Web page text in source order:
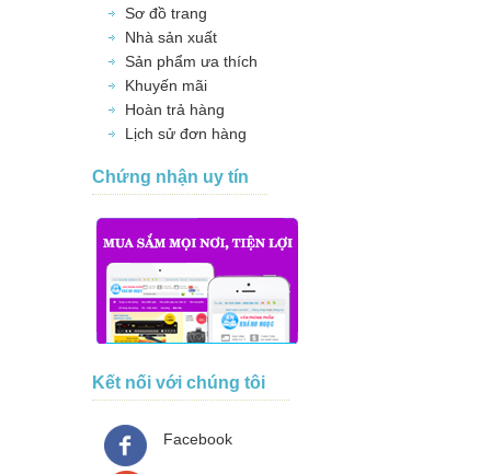
Sơ đồ trang
Nhà sản xuất
Sản phẩm ưa thích
Khuyến mãi
Hoàn trả hàng
Lịch sử đơn hàng
Chứng nhận uy tín
Kết nối với chúng tôi
Facebook